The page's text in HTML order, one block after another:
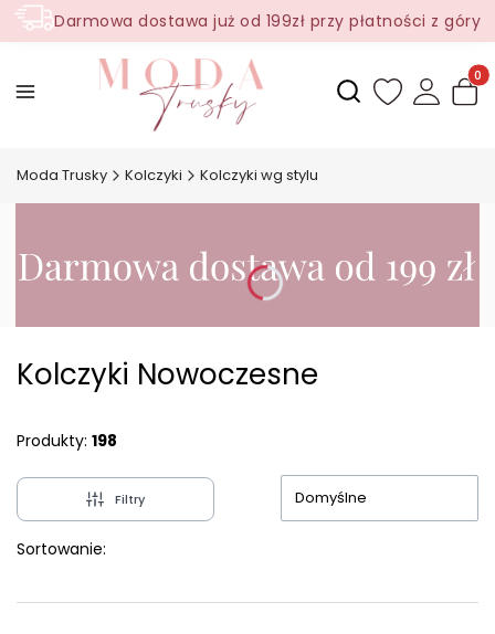
Darmowa dostawa już od 199zł przy płatności z góry
Otwórz
Moda Trusky Kolczyki Kolczyki wg stylu
Kolczyki Nowoczesne
Produkty: 198
Filtry
Sortowanie:
Domyślne